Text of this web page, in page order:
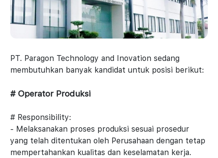
PT. Paragon Technology and Inovation sedang
membutuhkan banyak kandidat untuk posisi berikut:
# Operator Produksi
# Responsibility:
- Melaksanakan proses produksi sesuai prosedur
yang telah ditentukan oleh Perusahaan dengan tetap
mempertahankan kualitas dan keselamatan kerja.